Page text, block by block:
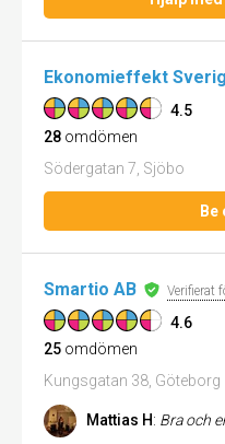
Ekonomieffekt
4.5
28 omdömen
Södergatan 7, Sjöbo
Smartio AB Verifierat
4.6
25 omdömen
Kungsgatan 38, Göteborg
Mattias H: Bra och enkla att ha att